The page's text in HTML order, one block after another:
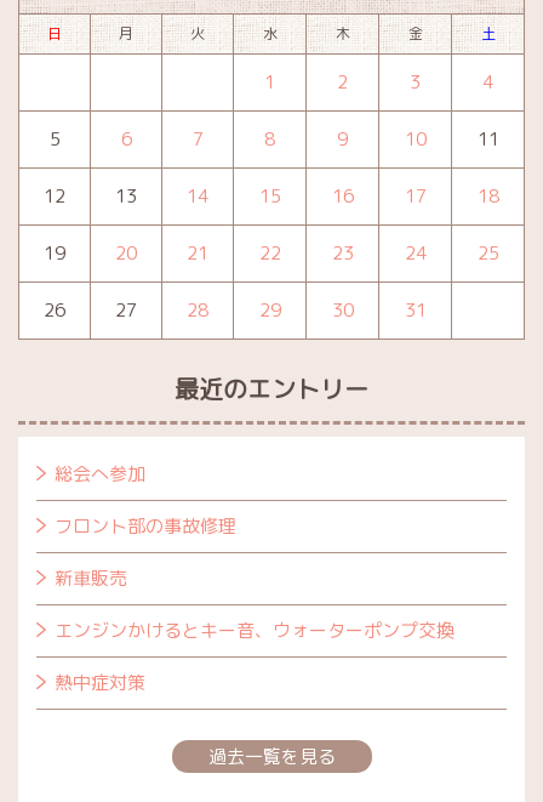
日 月 火 水 木 金 土
1 2 3 4
5 6 7 8 9 10 11
12 13 14 15 16 17 18
19 20 21 22 23 24 25
26 27 28 29 30 31
最近のエントリー
総会へ参加
フロント部の事故修理
新車販売
エンジンかけるとキー音、ウォーターポンプ交換
熱中症対策
過去一覧を見る